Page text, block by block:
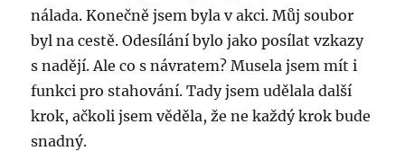
nálada. Konečně jsem byla v akci. Můj soubor
byl na cestě. Odesílání bylo jako posílat vzkazy
s nadějí. Ale co s návratem? Musela jsem mít i
funkci pro stahování. Tady jsem udělala další
krok, ačkoli jsem věděla, že ne každý krok bude
snadný.